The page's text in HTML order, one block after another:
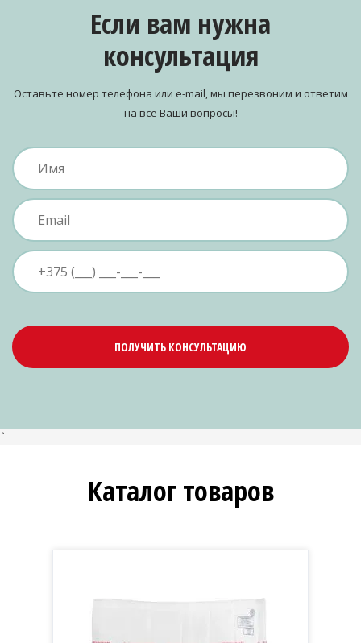
Если вам нужна
консультация
Оставьте номер телефона или e-mail, мы перезвоним и ответим
на все Ваши вопросы!
ПОЛУЧИТЬ КОНСУЛЬТАЦИЮ
`
Каталог товаров